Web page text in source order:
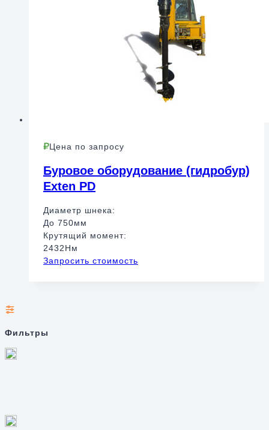
Цена по запросу
Буровое оборудование (гидробур)
Exten PD
Диаметр шнека:
До 750мм
Крутящий момент:
2432Нм
Запросить стоимость
Фильтры